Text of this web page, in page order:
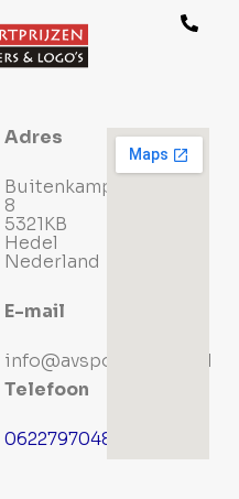
Adres
Buitenkamp
8
5321KB
Hedel
Nederland
E-mail
info@avsportprijzen.nl
Telefoon
0622797048